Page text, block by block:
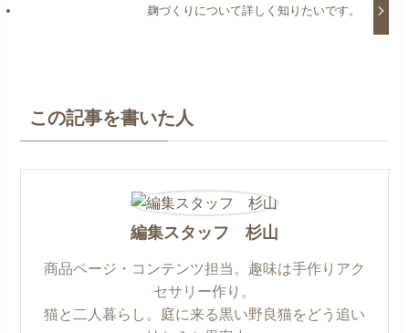
麹づくりについて詳しく知りたいです。
この記事を書いた人
編集スタッフ 杉山
商品ページ・コンテンツ担当。趣味は手作りアク
セサリー作り。
猫と二人暮らし。庭に来る黒い野良猫をどう追い